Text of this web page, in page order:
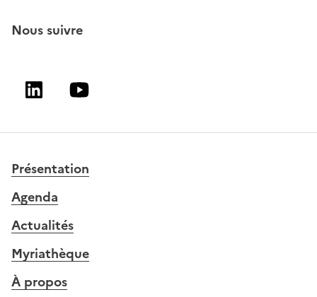
Nous suivre
LinkedinYoutube
Présentation
Agenda
Actualités
Myriathèque
À propos